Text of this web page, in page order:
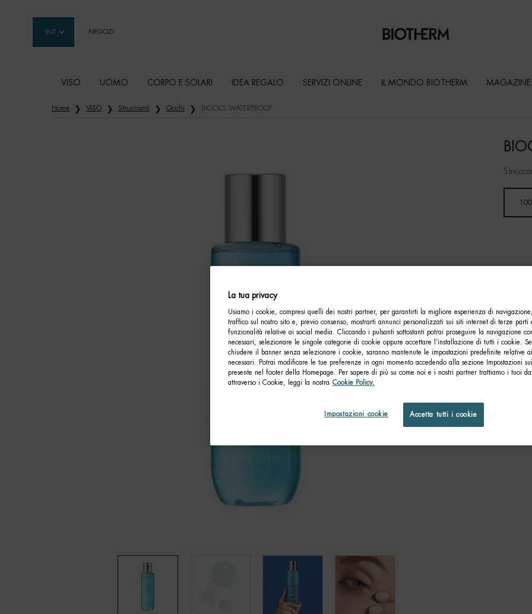
INT NEGOZI
VISO UOMO CORPO E SOLARI IDEA REGALO SERVIZI ONLINE IL MONDO BIOTHERM MAGAZINE
Contenuto principale
Home VISO Struccanti Occhi BIOCILS WATERPROOF
100
La tua privacy
Usiamo i cookie, compresi quelli dei nostri partner, per garantirti la migliore esperienza di
traffico sul nostro sito e, previo consenso, mostrarti annunci personalizzati sui siti internet di terze
funzionalità relative ai social media. Cliccando i pulsanti sottostanti potrai proseguire la navigazione
necessari, selezionare le singole categorie di cookie oppure accettare l’installazione di tutti i cookie.
chiudere il banner senza selezionare i cookie, saranno mantenute le impostazioni predefinite relative
necessari. Potrai modificare le tue preferenze in ogni momento accedendo alla sezione Impostazioni
presente nel footer della Homepage. Per sapere di più su come noi e i nostri partner trattiamo i tuoi
attraverso i Cookie, leggi la nostra Cookie Policy.
Impostazioni cookie Accetta tutti i cookie